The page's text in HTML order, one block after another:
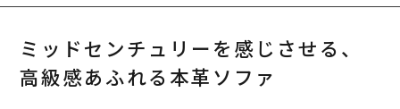
ミッドセンチュリーを感じさせる、
高級感あふれる本革ソファ